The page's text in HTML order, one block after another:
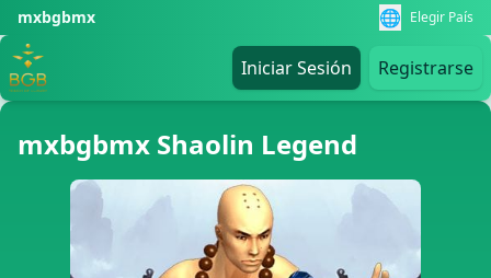
mxbgbmx 🌐 Elegir País
Iniciar Sesión Registrarse
mxbgbmx Shaolin Legend